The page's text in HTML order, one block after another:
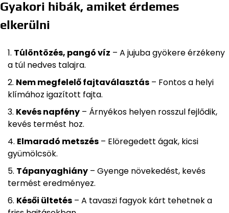
Gyakori hibák, amiket érdemes
elkerülni
Túlöntözés, pangó víz – A jujuba gyökere érzékeny
a túl nedves talajra.
Nem megfelelő fajtaválasztás – Fontos a helyi
klímához igazított fajta.
Kevés napfény – Árnyékos helyen rosszul fejlődik,
kevés termést hoz.
Elmaradó metszés – Elöregedett ágak, kicsi
gyümölcsök.
Tápanyaghiány – Gyenge növekedést, kevés
termést eredményez.
Késői ültetés – A tavaszi fagyok kárt tehetnek a